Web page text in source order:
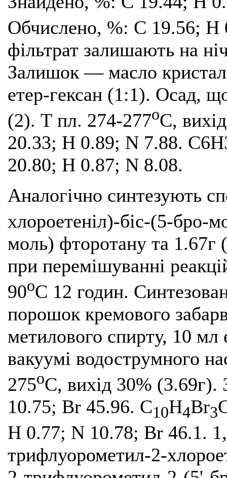
Обчислено, %: С 19.56; Н
фільтрат залишають на
Залишок — масло
етер-гексан (1:1). Осад,
(2). Т пл. 274-277оС,
20.33; Н 0.89; N 7.88.
20.80; Н 0.87; N 8.08.
Аналогічно синтезують
хлороетеніл)-біс-(5-бро-
моль) фторотану та
при перемішуванні
90оС 12 годин.
порошок кремового
метилового спирту, 10 мл
вакуумі водострумного
275оС, вихід 30%
10.75; Br 45.96. C10H4Br3
Н 0.77; N 10.78; Br 46.1.
трифлуорометил-2-